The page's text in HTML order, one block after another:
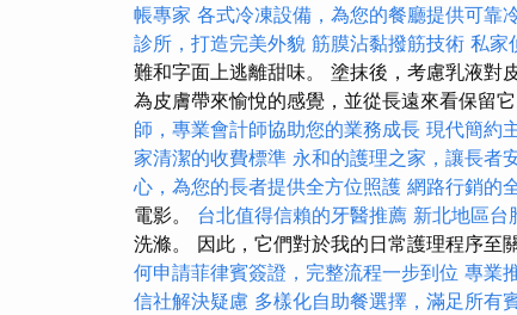
帳專家 各式冷凍設備，為您的餐廳提供可靠
診所，打造完美外貌 筋膜沾黏撥筋技術 私家
難和字面上逃離甜味。 塗抹後，考慮乳液對
為皮膚帶來愉悅的感覺，並從長遠來看保留它
師，專業會計師協助您的業務成長 現代簡約
家清潔的收費標準 永和的護理之家，讓長者
心，為您的長者提供全方位照護 網路行銷的
電影。 台北值得信賴的牙醫推薦 新北地區台
洗滌。 因此，它們對於我的日常護理程序至
何申請菲律賓簽證，完整流程一步到位 專業
信社解決疑慮 多樣化自助餐選擇，滿足所有